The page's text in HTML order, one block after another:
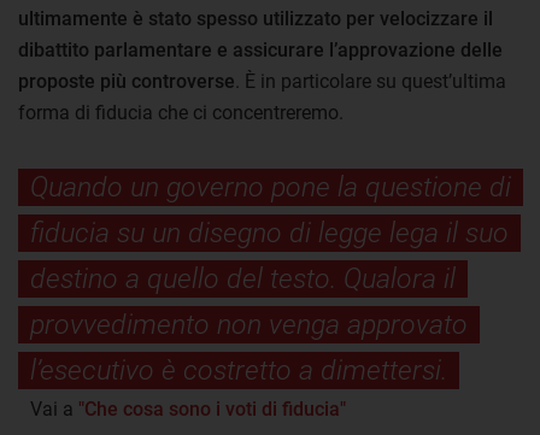
ultimamente è stato spesso utilizzato per velocizzare il
dibattito parlamentare e assicurare l’approvazione delle
proposte più controverse . È in particolare su quest’ultima
forma di fiducia che ci concentreremo.
Quando un governo pone la questione di
fiducia su un disegno di legge lega il suo
destino a quello del testo. Qualora il
provvedimento non venga approvato
l’esecutivo è costretto a dimettersi.
Vai a "Che cosa sono i voti di fiducia"